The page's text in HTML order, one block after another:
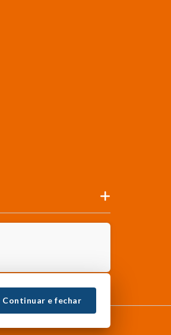
Continuar e fechar